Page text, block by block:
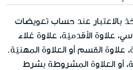
بالاعتبار عند حساب تعويضات
علاوة الأقدميّة، علاوة غلاء
علاوة القسم أو العلاوة المهنيّة.
أو العلاوة المشروطة بشرط